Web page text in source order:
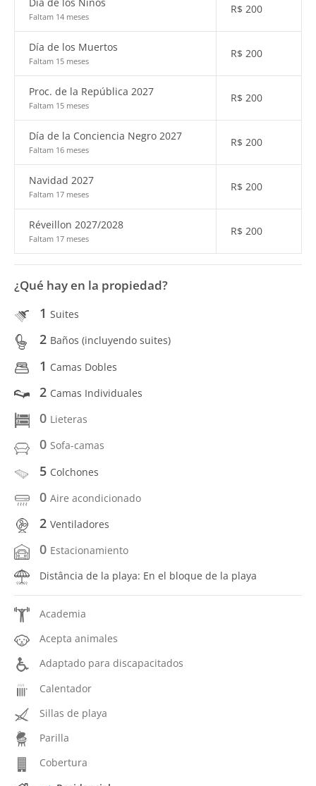
Faltam 14 meses
R$ 200
Día de los Muertos
Faltam 15 meses
R$ 200
Proc. de la República 2027
Faltam 15 meses
R$ 200
Día de la Conciencia Negro 2027
Faltam 16 meses
R$ 200
Navidad 2027
Faltam 17 meses
R$ 200
Réveillon 2027/2028
Faltam 17 meses
R$ 200
¿Qué hay en la propiedad?
1 Suites
2 Baños (incluyendo suites)
1 Camas Dobles
2 Camas Individuales
0 Lieteras
0 Sofa-camas
5 Colchones
0 Aire acondicionado
2 Ventiladores
0 Estacionamiento
Distância de la playa: En el bloque de la playa
Academia
Acepta animales
Adaptado para discapacitados
Calentador
Sillas de playa
Parilla
Cobertura